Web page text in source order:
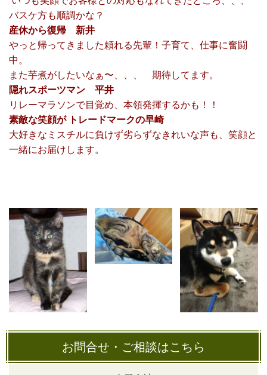
バスケ方も順調かな？
産休から復帰 新井
やっと帰ってきました頼れる先輩！子育て、仕事に奮闘
中。
また芋煮がしたいなぁ〜、、、 期待してます。
隠れスポーツマン 平井
リレーマラソンで目覚め、本領発揮するかも！！
素敵な笑顔が トレードマークの早崎
大好きなミスチルに負けず劣らずなきれいな声も、笑顔と
一緒にお届けします。
お問合せ・ご相談はこちら